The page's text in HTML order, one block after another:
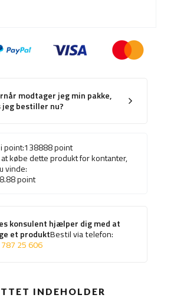
modtager jeg min pakke,
jeg bestiller nu?
point:138888point
købe dette produkt for kontanter,
vinde:
point
konsulent hjælper dig med at
et produktBestil via telefon:
25 606
INDEHOLDER